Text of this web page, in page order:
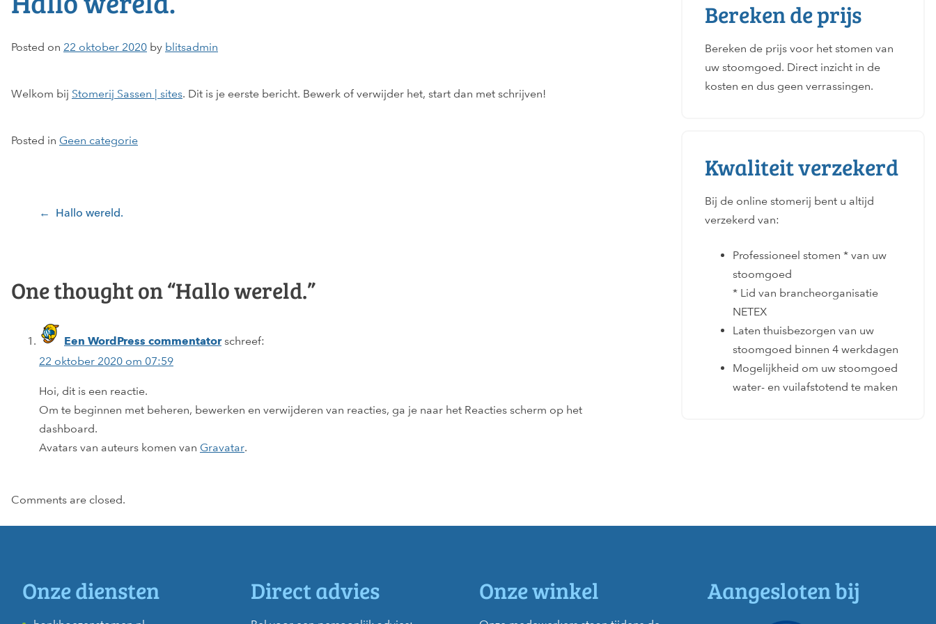
Posted on 22 oktober 2020 by blitsadmin
Welkom bij Stomerij Sassen | sites. Dit is je eerste bericht. Bewerk of verwijder het, start dan met schrijven!
Posted in Geen categorie
navigatie
Hallo wereld.
One thought on “Hallo wereld.”
Een WordPress commentator schreef:
22 oktober 2020 om 07:59
Hoi, dit is een reactie.
Om te beginnen met beheren, bewerken en verwijderen van reacties, ga je naar het Reacties scherm op het
dashboard.
Avatars van auteurs komen van Gravatar.
Comments are closed.
Bereken de prijs
Bereken de prijs voor het stomen van
uw stoomgoed. Direct inzicht in de
kosten en dus geen verrassingen.
Kwaliteit verzekerd
Bij de online stomerij bent u altijd
verzekerd van:
Professioneel stomen * van uw
stoomgoed
* Lid van brancheorganisatie
NETEX
Laten thuisbezorgen van uw
stoomgoed binnen 4 werkdagen
Mogelijkheid om uw stoomgoed
water- en vuilafstotend te maken
Onze diensten Direct advies Onze winkel Aangesloten bij